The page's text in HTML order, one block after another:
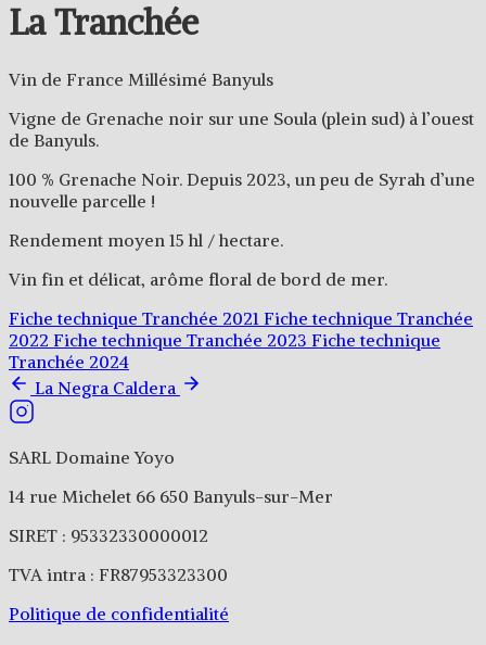
La Tranchée
Vin de France Millésimé Banyuls
Vigne de Grenache noir sur une Soula (plein sud) à l’ouest
de Banyuls.
100 % Grenache Noir. Depuis 2023, un peu de Syrah d’une
nouvelle parcelle !
Rendement moyen 15 hl / hectare.
Vin fin et délicat, arôme floral de bord de mer.
Fiche technique Tranchée 2021 Fiche technique Tranchée
2022 Fiche technique Tranchée 2023 Fiche technique
Tranchée 2024
La Negra Caldera
SARL Domaine Yoyo
14 rue Michelet 66 650 Banyuls-sur-Mer
SIRET : 95332330000012
TVA intra : FR87953323300
Politique de confidentialité